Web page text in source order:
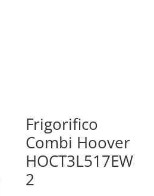
Frigorifico
Combi Hoover
HOCT3L517EW
2